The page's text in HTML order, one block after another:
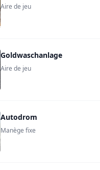
Aire de jeu
Goldwaschanlage
Aire de jeu
Autodrom
Manège fixe